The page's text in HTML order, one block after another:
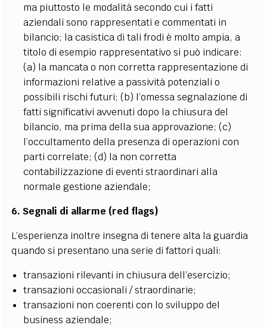
ma piuttosto le modalità secondo cui i fatti
aziendali sono rappresentati e commentati in
bilancio; la casistica di tali frodi è molto ampia, a
titolo di esempio rappresentativo si può indicare:
(a) la mancata o non corretta rappresentazione di
informazioni relative a passività potenziali o
possibili rischi futuri; (b) l’omessa segnalazione di
fatti significativi avvenuti dopo la chiusura del
bilancio, ma prima della sua approvazione; (c)
l’occultamento della presenza di operazioni con
parti correlate; (d) la non corretta
contabilizzazione di eventi straordinari alla
normale gestione aziendale;
6. Segnali di allarme (red flags)
L’esperienza inoltre insegna di tenere alta la guardia
quando si presentano una serie di fattori quali:
transazioni rilevanti in chiusura dell’esercizio;
transazioni occasionali / straordinarie;
transazioni non coerenti con lo sviluppo del
business aziendale;